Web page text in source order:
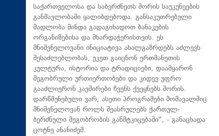
საქართველოსა და საბერძნეთს შორის საუკუნეების
განმავლობაში ყალიბდებოდა. განსაკუთრებული
მადლობა მინდა გადაგიხადოთ ბანაკების
ორგანიზებისა და მხარდაჭერისთვის. ეს
მნიშვნელოვანი ინიციატივა ახალგაზრდებს აძლევს
შესაძლებლობას, უკეთ გაიცნონ ერთმანეთის
კულტურა, ისტორია და ტრადიციები, დაამყარონ
მეგობრული ურთიერთობები და კიდევ უფრო
გააძლიერონ კავშირები ჩვენს ქვეყნებს შორის.
დარწმუნებული ვარ, ასეთი პროგრამები მომავალშიც
მნიშვნელოვან როლს შეასრულებს ქართულ-
ბერძნული მეგობრობის განმტკიცებაში", - განაცხადა
ცოტნე ანანიძემ.